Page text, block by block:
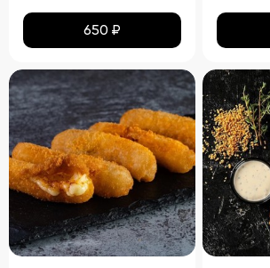
650 ₽